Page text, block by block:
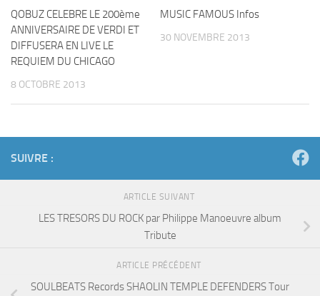
QOBUZ CELEBRE LE 200ème
ANNIVERSAIRE DE VERDI ET
DIFFUSERA EN LIVE LE
REQUIEM DU CHICAGO
8 OCTOBRE 2013
MUSIC FAMOUS Infos
30 NOVEMBRE 2013
SUIVRE :
ARTICLE SUIVANT
LES TRESORS DU ROCK par Philippe Manoeuvre album
Tribute
ARTICLE PRÉCÉDENT
SOULBEATS Records SHAOLIN TEMPLE DEFENDERS Tour